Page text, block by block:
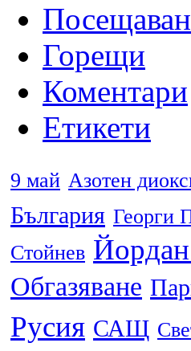
Горещи
Коментари
Етикети
9 май Азотен
България Георги
Стойнев
Обгазяване
Русия САЩ